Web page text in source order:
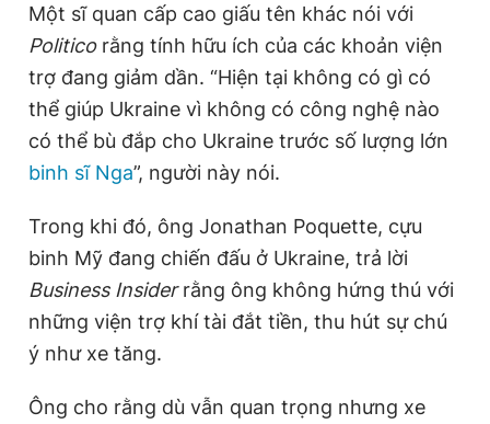
Một sĩ quan cấp cao giấu tên khác nói với
Politicorằng tính hữu ích của các khoản viện
trợ đang giảm dần. “Hiện tại không có gì có
thể giúp Ukraine vì không có công nghệ nào
có thể bù đắp cho Ukraine trước số lượng lớn
binh sĩ Nga”, người này nói.
Trong khi đó, ông Jonathan Poquette, cựu
binh Mỹ đang chiến đấu ở Ukraine, trả lời
Business Insiderrằng ông không hứng thú với
những viện trợ khí tài đắt tiền, thu hút sự chú
ý như xe tăng.
Ông cho rằng dù vẫn quan trọng nhưng xe